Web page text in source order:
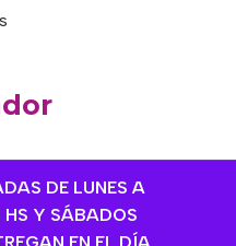
DE LUNES A
HS Y SÁBADOS
López, Provincia de